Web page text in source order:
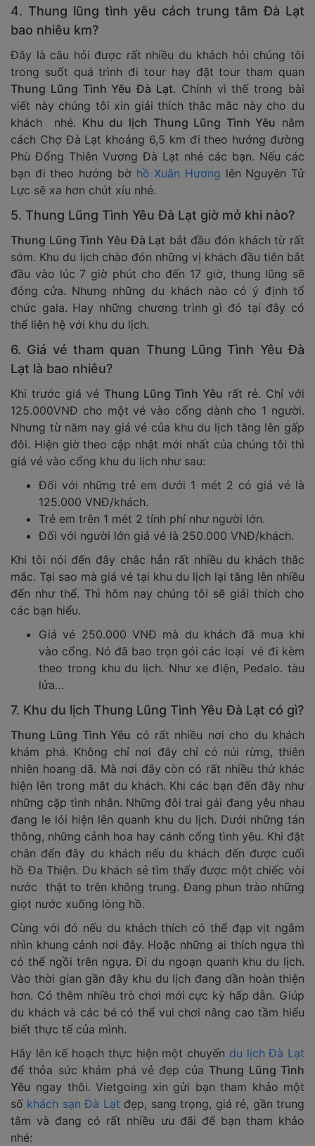
4. Thung lũng tình yêu cách trung tâm Đà Lạt
bao nhiêu km?
Đây là câu hỏi được rất nhiều du khách hỏi chúng tôi
trong suốt quá trình đi tour hay đặt tour tham quan
Thung Lũng Tình Yêu Đà Lạt. Chính vì thế trong bài
viết này chúng tôi xin giải thích thắc mắc này cho du
khách nhé. Khu du lịch Thung Lũng Tình Yêu nằm
cách Chợ Đà Lạt khoảng 6,5 km đi theo hướng đường
Phù Đổng Thiên Vương Đà Lạt nhé các bạn. Nếu các
bạn đi theo hướng bờ hồ Xuân Hương lên Nguyên Tử
Lực sẽ xa hơn chút xíu nhé.
5. Thung Lũng Tình Yêu Đà Lạt giờ mở khi nào?
Thung Lũng Tình Yêu Đà Lạt bắt đầu đón khách từ rất
sớm. Khu du lịch chào đón những vị khách đầu tiên bắt
đầu vào lúc 7 giờ phút cho đến 17 giờ, thung lũng sẽ
đóng cửa. Nhưng những du khách nào có ý định tổ
chức gala. Hay những chương trình gì đó tại đây có
thể liên hệ với khu du lịch.
6. Giá vé tham quan Thung Lũng Tình Yêu Đà
Lạt là bao nhiêu?
Khi trước giá vé Thung Lũng Tình Yêu rất rẻ. Chỉ với
125.000VNĐ cho một vé vào cổng dành cho 1 người.
Nhưng từ năm nay giá vé của khu du lịch tăng lên gấp
đôi. Hiện giờ theo cập nhật mới nhất của chúng tôi thì
giá vé vào cổng khu du lịch như sau:
Đối với những trẻ em dưới 1 mét 2 có giá vé là
125.000 VNĐ/khách.
Trẻ em trên 1 mét 2 tính phí như người lớn.
Đối với người lớn giá vé là 250.000 VNĐ/khách.
Khi tôi nói đến đây chắc hẳn rất nhiều du khách thắc
mắc. Tại sao mà giá vé tại khu du lịch lại tăng lên nhiều
đến như thế. Thì hôm nay chúng tôi sẽ giải thích cho
các bạn hiểu.
Giá vé 250.000 VNĐ mà du khách đã mua khi
vào cổng. Nó đã bao trọn gói các loại vé đi kèm
theo trong khu du lịch. Như xe điện, Pedalo. tàu
lửa…
7. Khu du lịch Thung Lũng Tình Yêu Đà Lạt có gì?
Thung Lũng Tình Yêu có rất nhiều nơi cho du khách
khám phá. Không chỉ nơi đây chỉ có núi rừng, thiên
nhiên hoang dã. Mà nơi đây còn có rất nhiều thứ khác
hiện lên trong mắt du khách. Khi các bạn đến đây như
những cặp tình nhân. Những đôi trai gái đang yêu nhau
đang le lói hiện lên quanh khu du lịch. Dưới những tán
thông, những cảnh hoa hay cánh cổng tình yêu. Khi đặt
chân đến đây du khách nếu du khách đến được cuối
hồ Đa Thiện. Du khách sẻ tìm thấy được một chiếc vòi
nước thật to trên không trung. Đang phun trào những
giọt nước xuống lòng hồ.
Cùng với đó nếu du khách thích có thể đạp vịt ngắm
nhìn khung cảnh nơi đây. Hoặc những ai thích ngựa thì
có thể ngồi trên ngựa. Đi du ngoạn quanh khu du lịch.
Vào thời gian gần đây khu du lịch đang dần hoàn thiện
hơn. Có thêm nhiều trò chơi mới cực kỳ hấp dẫn. Giúp
du khách và các bé có thể vui chơi nâng cao tầm hiểu
biết thực tế của mình.
Hãy lên kế hoạch thực hiện một chuyến du lịch Đà Lạt
để thỏa sức khám phá vẻ đẹp củaThung Lũng Tình
Yêu ngay thôi. Vietgoing xin gửi bạn tham khảo một
số khách sạn Đà Lạt đẹp, sang trọng, giá rẻ, gần trung
tâm và đang có rất nhiều ưu đãi để bạn tham khảo
nhé: